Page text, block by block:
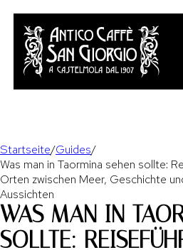
Startseite/Guides/
Was man in Taormina sehen sollte:
Orten zwischen Meer, Geschichte
Aussichten
WAS MAN IN
SOLLTE: